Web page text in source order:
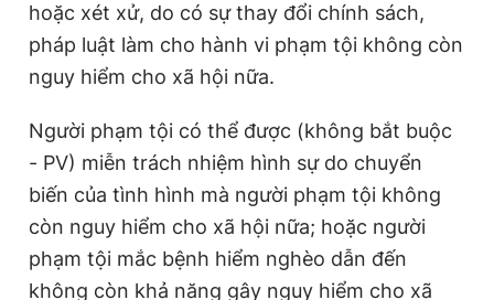
hoặc xét xử, do có sự thay đổi chính sách,
pháp luật làm cho hành vi phạm tội không còn
nguy hiểm cho xã hội nữa.
Người phạm tội có thể được (không bắt buộc
- PV) miễn trách nhiệm hình sự do chuyển
biến của tình hình mà người phạm tội không
còn nguy hiểm cho xã hội nữa; hoặc người
phạm tội mắc bệnh hiểm nghèo dẫn đến
không còn khả năng gây nguy hiểm cho xã